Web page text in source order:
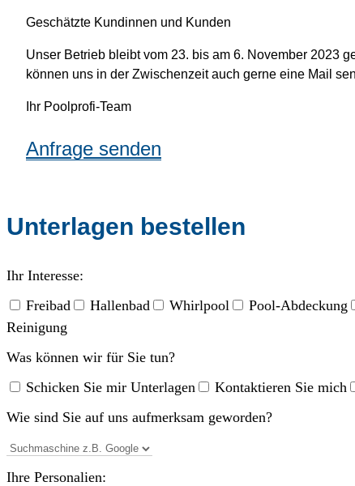
Geschätzte Kundinnen und Kunden
Unser Betrieb bleibt vom 23. bis am 6. November 2023
können uns in der Zwischenzeit auch gerne eine Mail
Ihr Poolprofi-Team
Anfrage senden
Unterlagen bestellen
Ihr Interesse:
Freibad
Hallenbad Whirlpool Pool-Abdeckung
Reinigung
Was können wir für Sie tun?
Schicken Sie mir Unterlagen
Kontaktieren Sie mich
Wie sind Sie auf uns aufmerksam geworden?
Ihre Personalien: